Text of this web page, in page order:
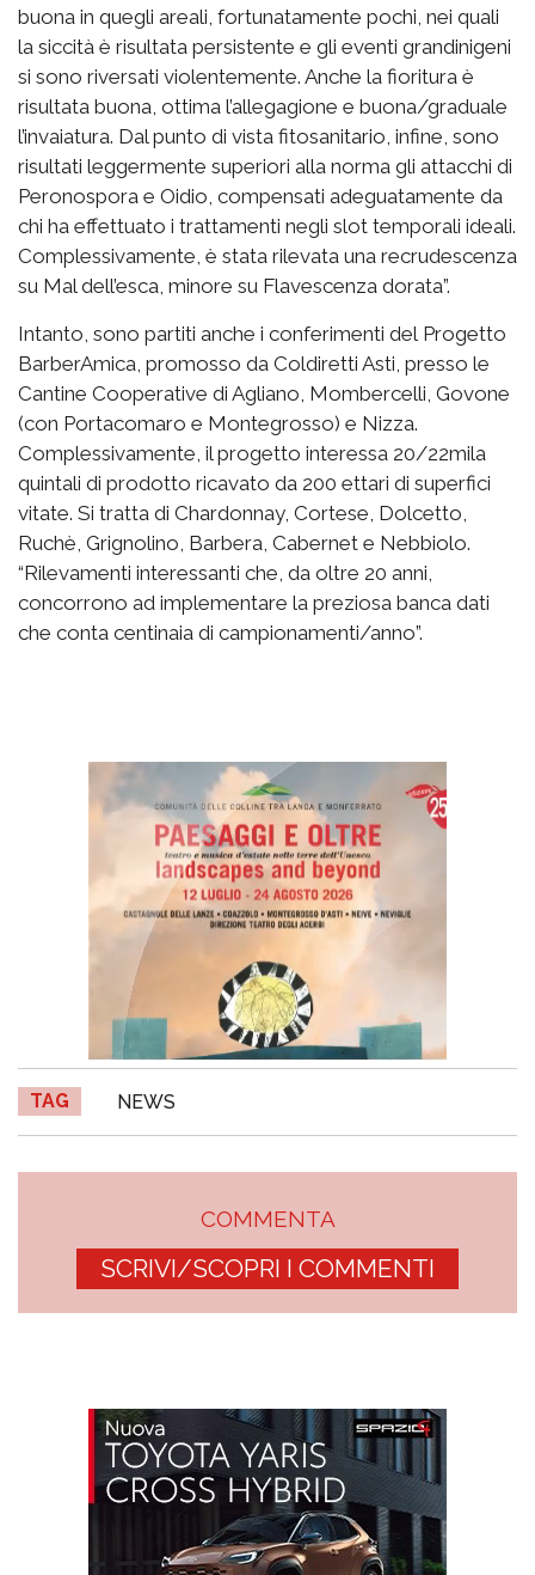
buona in quegli areali, fortunatamente pochi, nei quali
la siccità è risultata persistente e gli eventi grandinigeni
si sono riversati violentemente. Anche la fioritura è
risultata buona, ottima l’allegagione e buona/graduale
l’invaiatura. Dal punto di vista fitosanitario, infine, sono
risultati leggermente superiori alla norma gli attacchi di
Peronospora e Oidio, compensati adeguatamente da
chi ha effettuato i trattamenti negli slot temporali ideali.
Complessivamente, è stata rilevata una recrudescenza
su Mal dell’esca, minore su Flavescenza dorata”.
Intanto, sono partiti anche i conferimenti del Progetto
BarberAmica, promosso da Coldiretti Asti, presso le
Cantine Cooperative di Agliano, Mombercelli, Govone
(con Portacomaro e Montegrosso) e Nizza.
Complessivamente, il progetto interessa 20/22mila
quintali di prodotto ricavato da 200 ettari di superfici
vitate. Si tratta di Chardonnay, Cortese, Dolcetto,
Ruchè, Grignolino, Barbera, Cabernet e Nebbiolo.
“Rilevamenti interessanti che, da oltre 20 anni,
concorrono ad implementare la preziosa banca dati
che conta centinaia di campionamenti/anno”.
TAG NEWS
COMMENTA
SCRIVI/SCOPRI I COMMENTI